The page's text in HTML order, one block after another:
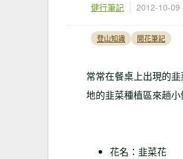
健行筆記 2012-10-09
登山知識 開花筆記
常常在餐桌上出現的
地的韭菜種植區來趟
花名：韭菜花